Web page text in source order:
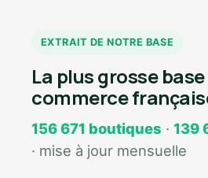
EXTRAIT DE NOTRE BASE
La plus grosse
commerce
156 671 boutiques · 139
· mise à jour mensuelle